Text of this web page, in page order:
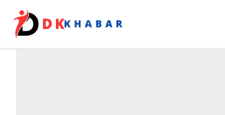
content